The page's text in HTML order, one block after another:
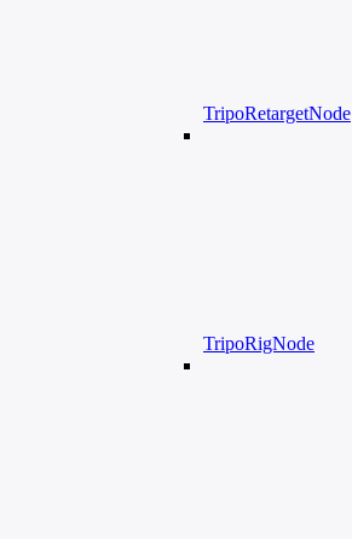
TripoRetargetNode
TripoRigNode